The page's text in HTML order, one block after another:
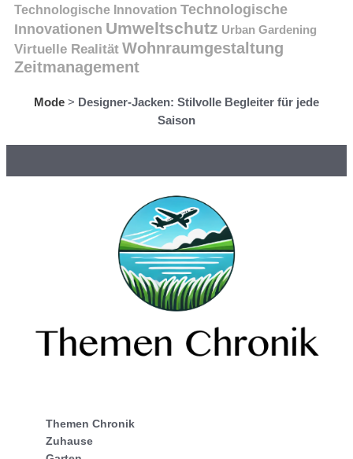
Technologische Innovation Technologische
Innovationen Umweltschutz Urban Gardening
Virtuelle Realität Wohnraumgestaltung
Zeitmanagement
Mode > Designer-Jacken: Stilvolle Begleiter für jede
Saison
Themen Chronik
Zuhause